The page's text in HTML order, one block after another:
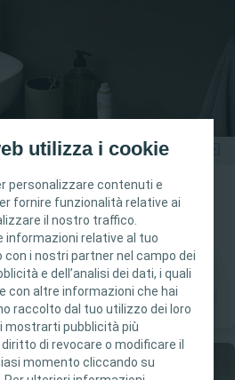
utilizza i cookie
personalizzare contenuti e
fornire funzionalità relative ai
il nostro traffico.
informazioni relative al tuo
i nostri partner nel campo dei
e dell’analisi dei dati, i quali
con altre informazioni che hai
raccolto dal tuo utilizzo dei loro
mostrarti pubblicità più
di revocare o modificare il
momento cliccando su
esclusivamente ai
I contenuti del sito sono
e informativi.
consulenza medica. La
la sacca per ileostomia